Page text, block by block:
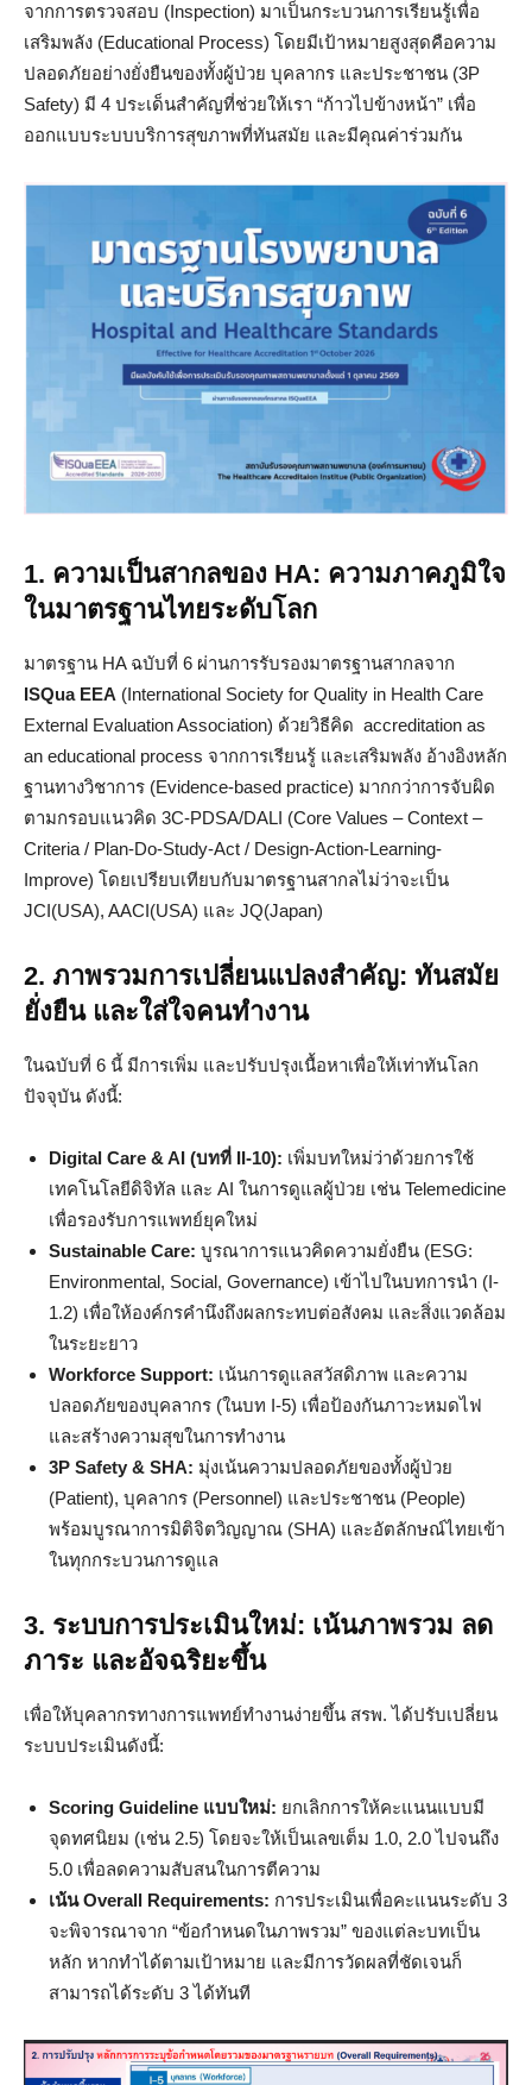
จากการตรวจสอบ (Inspection) มาเป็นกระบวนการเรียนรู้เพื่อ
เสริมพลัง (Educational Process) โดยมีเป้าหมายสูงสุดคือความ
ปลอดภัยอย่างยั่งยืนของทั้งผู้ป่วย บุคลากร และประชาชน (3P
Safety) มี 4 ประเด็นสำคัญที่ช่วยให้เรา “ก้าวไปข้างหน้า” เพื่อ
ออกแบบระบบบริการสุขภาพที่ทันสมัย และมีคุณค่าร่วมกัน
1. ความเป็นสากลของ HA: ความภาคภูมิใจ
ในมาตรฐานไทยระดับโลก
มาตรฐาน HA ฉบับที่ 6 ผ่านการรับรองมาตรฐานสากลจาก
ISQua EEA (International Society for Quality in Health Care
External Evaluation Association) ด้วยวิธีคิด accreditation as
an educational process จากการเรียนรู้ และเสริมพลัง อ้างอิงหลัก
ฐานทางวิชาการ (Evidence-based practice) มากกว่าการจับผิด
ตามกรอบแนวคิด 3C-PDSA/DALI (Core Values – Context –
Criteria / Plan-Do-Study-Act / Design-Action-Learning-
Improve) โดยเปรียบเทียบกับมาตรฐานสากลไม่ว่าจะเป็น
JCI(USA), AACI(USA) และ JQ(Japan)
2. ภาพรวมการเปลี่ยนแปลงสำคัญ: ทันสมัย
ยั่งยืน และใส่ใจคนทำงาน
ในฉบับที่ 6 นี้ มีการเพิ่ม และปรับปรุงเนื้อหาเพื่อให้เท่าทันโลก
ปัจจุบัน ดังนี้:
Digital Care & AI (บทที่ II-10): เพิ่มบทใหม่ว่าด้วยการใช้
เทคโนโลยีดิจิทัล และ AI ในการดูแลผู้ป่วย เช่น Telemedicine
เพื่อรองรับการแพทย์ยุคใหม่
Sustainable Care: บูรณาการแนวคิดความยั่งยืน (ESG:
Environmental, Social, Governance) เข้าไปในบทการนำ (I-
1.2) เพื่อให้องค์กรคำนึงถึงผลกระทบต่อสังคม และสิ่งแวดล้อม
ในระยะยาว
Workforce Support: เน้นการดูแลสวัสดิภาพ และความ
ปลอดภัยของบุคลากร (ในบท I-5) เพื่อป้องกันภาวะหมดไฟ
และสร้างความสุขในการทำงาน
3P Safety & SHA: มุ่งเน้นความปลอดภัยของทั้งผู้ป่วย
(Patient), บุคลากร (Personnel) และประชาชน (People)
พร้อมบูรณาการมิติจิตวิญญาณ (SHA) และอัตลักษณ์ไทยเข้า
ในทุกกระบวนการดูแล
3. ระบบการประเมินใหม่: เน้นภาพรวม ลด
ภาระ และอัจฉริยะขึ้น
เพื่อให้บุคลากรทางการแพทย์ทำงานง่ายขึ้น สรพ. ได้ปรับเปลี่ยน
ระบบประเมินดังนี้:
Scoring Guideline แบบใหม่: ยกเลิกการให้คะแนนแบบมี
จุดทศนิยม (เช่น 2.5) โดยจะให้เป็นเลขเต็ม 1.0, 2.0 ไปจนถึง
5.0 เพื่อลดความสับสนในการตีความ
เน้น Overall Requirements: การประเมินเพื่อคะแนนระดับ 3
จะพิจารณาจาก “ข้อกำหนดในภาพรวม” ของแต่ละบทเป็น
หลัก หากทำได้ตามเป้าหมาย และมีการวัดผลที่ชัดเจนก็
สามารถได้ระดับ 3 ได้ทันที